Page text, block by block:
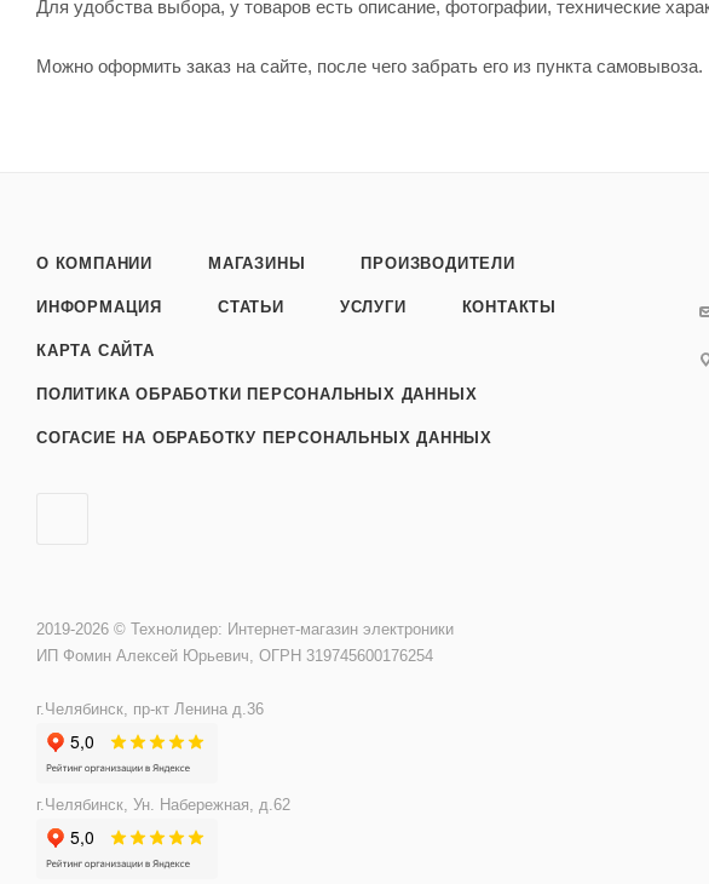
Для удобства выбора, у товаров есть описание, фотографии, технические
Можно оформить заказ на сайте, после чего забрать его из пункта самовывоза.
О КОМПАНИИ МАГАЗИНЫ ПРОИЗВОДИТЕЛИ
ИНФОРМАЦИЯ СТАТЬИ УСЛУГИ КОНТАКТЫ
КАРТА САЙТА
ПОЛИТИКА ОБРАБОТКИ ПЕРСОНАЛЬНЫХ ДАННЫХ
СОГАСИЕ НА ОБРАБОТКУ ПЕРСОНАЛЬНЫХ ДАННЫХ
2019-2026 © Технолидер: Интернет-магазин электроники
ИП Фомин Алексей Юрьевич, ОГРН 319745600176254
г.Челябинск, пр-кт Ленина д.36
г.Челябинск, Ун. Набережная, д.62